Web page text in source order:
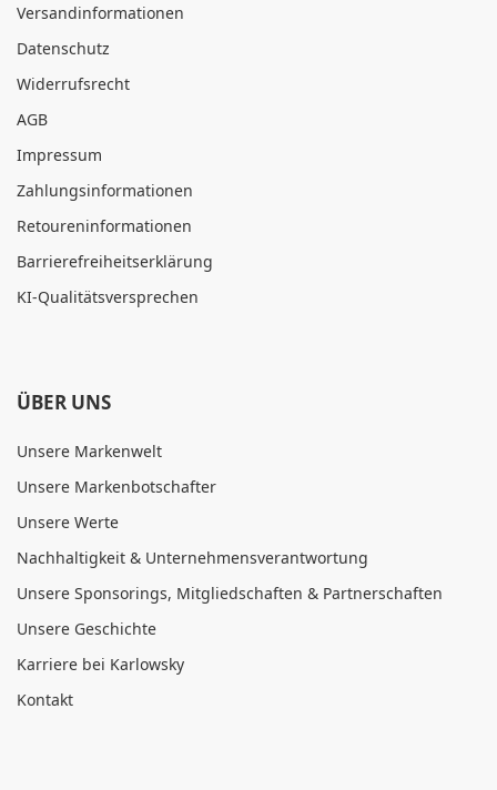
Versandinformationen
Datenschutz
Widerrufsrecht
AGB
Impressum
Zahlungsinformationen
Retoureninformationen
Barrierefreiheitserklärung
KI-Qualitätsversprechen
ÜBER UNS
Unsere Markenwelt
Unsere Markenbotschafter
Unsere Werte
Nachhaltigkeit & Unternehmensverantwortung
Unsere Sponsorings, Mitgliedschaften & Partnerschaften
Unsere Geschichte
Karriere bei Karlowsky
Kontakt